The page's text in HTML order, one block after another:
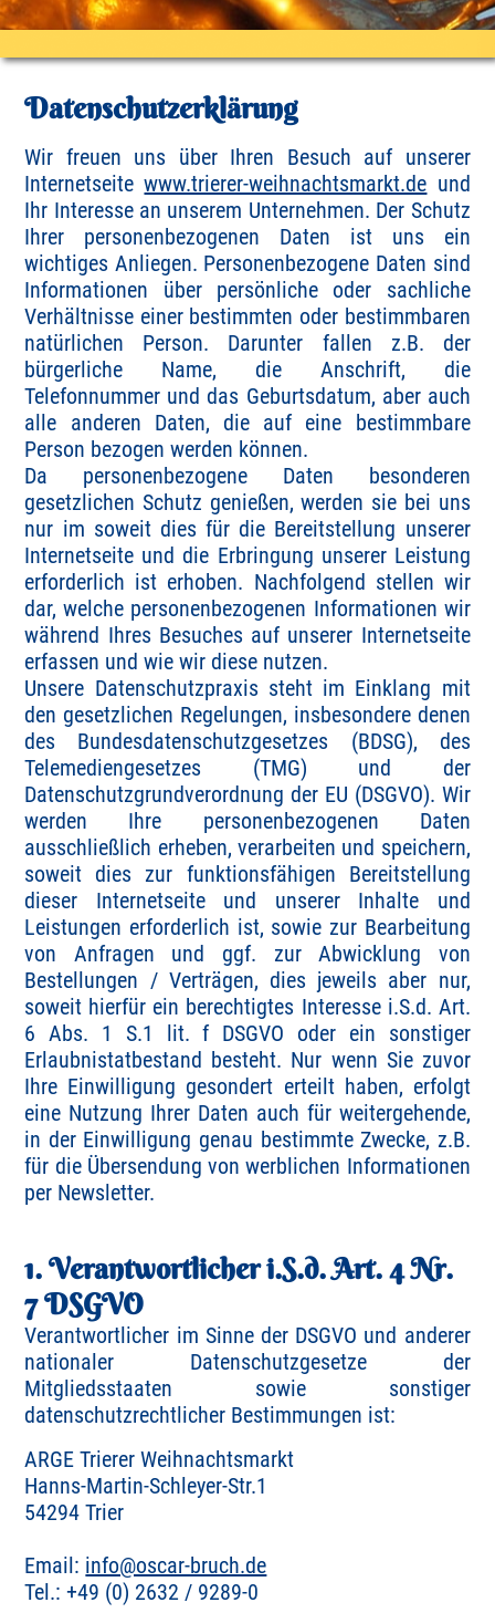
Datenschutzerklärung
Wir freuen uns über Ihren Besuch auf unserer
Internetseitewww.trierer-weihnachtsmarkt.de und
Ihr Interesse an unserem Unternehmen. Der Schutz
Ihrer personenbezogenen Daten ist uns ein
wichtiges Anliegen. Personenbezogene Daten sind
Informationen über persönliche oder sachliche
Verhältnisse einer bestimmten oder bestimmbaren
natürlichen Person. Darunter fallen z.B. der
bürgerliche Name, die Anschrift, die
Telefonnummer und das Geburtsdatum, aber auch
alle anderen Daten, die auf eine bestimmbare
Person bezogen werden können.
Da personenbezogene Daten besonderen
gesetzlichen Schutz genießen, werden sie bei uns
nur im soweit dies für die Bereitstellung unserer
Internetseite und die Erbringung unserer Leistung
erforderlich ist erhoben. Nachfolgend stellen wir
dar, welche personenbezogenen Informationen wir
während Ihres Besuches auf unserer Internetseite
erfassen und wie wir diese nutzen.
Unsere Datenschutzpraxis steht im Einklang mit
den gesetzlichen Regelungen, insbesondere denen
des Bundesdatenschutzgesetzes (BDSG), des
Telemediengesetzes (TMG) und der
Datenschutzgrundverordnung der EU (DSGVO). Wir
werden Ihre personenbezogenen Daten
ausschließlich erheben, verarbeiten und speichern,
soweit dies zur funktionsfähigen Bereitstellung
dieser Internetseite und unserer Inhalte und
Leistungen erforderlich ist, sowie zur Bearbeitung
von Anfragen und ggf. zur Abwicklung von
Bestellungen / Verträgen, dies jeweils aber nur,
soweit hierfür ein berechtigtes Interesse i.S.d. Art.
6 Abs. 1 S.1 lit. f DSGVO oder ein sonstiger
Erlaubnistatbestand besteht. Nur wenn Sie zuvor
Ihre Einwilligung gesondert erteilt haben, erfolgt
eine Nutzung Ihrer Daten auch für weitergehende,
in der Einwilligung genau bestimmte Zwecke, z.B.
für die Übersendung von werblichen Informationen
per Newsletter.
1. Verantwortlicher i.S.d. Art. 4 Nr.
7 DSGVO
Verantwortlicher im Sinne der DSGVO und anderer
nationaler Datenschutzgesetze der
Mitgliedsstaaten sowie sonstiger
datenschutzrechtlicher Bestimmungen ist:
ARGE Trierer Weihnachtsmarkt
Hanns-Martin-Schleyer-Str.1
54294 Trier
Email: info@oscar-bruch.de
Tel.: +49 (0) 2632 / 9289-0